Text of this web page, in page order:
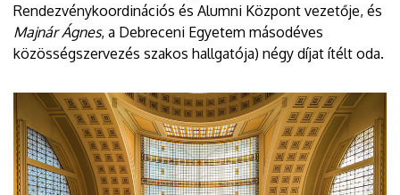
Rendezvénykoordinációs és Alumni Központ vezetője, és
Majnár Ágnes, a Debreceni Egyetem másodéves
közösségszervezés szakos hallgatója) négy díjat ítélt oda.